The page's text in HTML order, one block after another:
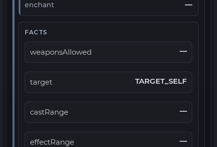
enchant —
FACTS
weaponsAllowed —
target TARGET_SELF
castRange —
effectRange —